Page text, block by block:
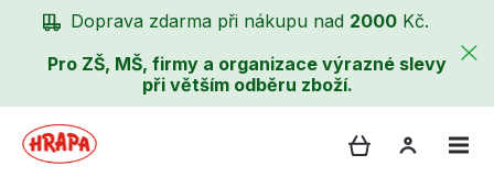
Doprava zdarma při nákupu nad 2000 Kč.
Pro ZŠ, MŠ, firmy a organizace výrazné slevy
při větším odběru zboží.